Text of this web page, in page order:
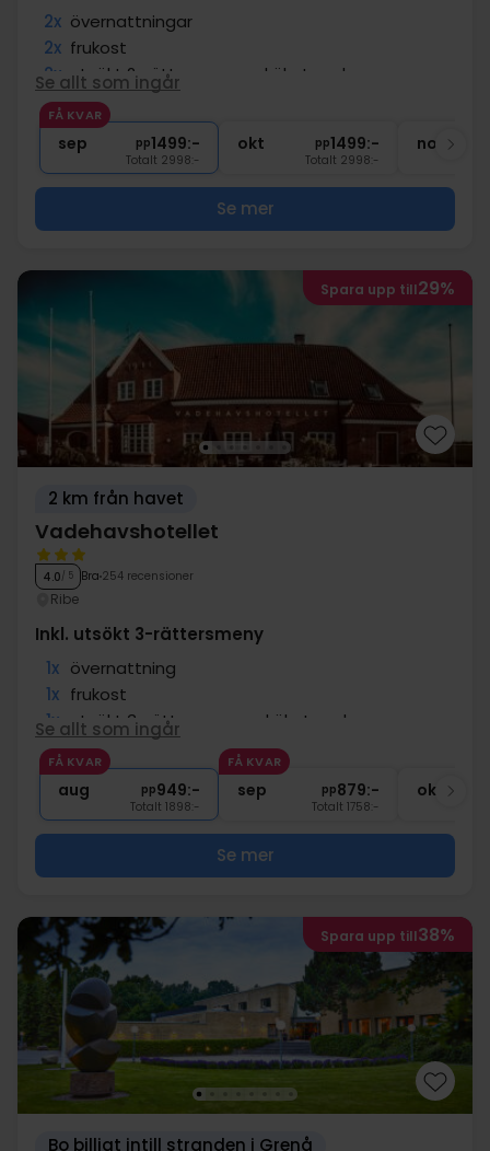
2x övernattningar
2x frukost
2x utsökt 2-rättersmeny - kökets val
1x 1 välkomstdrink
∞ Gratis internet och parkering
Se allt som ingår
FÅ KVAR
sep pp1499:-
Totalt 2998:-
okt pp1499:-
Totalt 2998:-
nov
Se mer
Spara upp till29%
2 km från havet
Vadehavshotellet
4.0/ 5 Bra 254 recensioner
Ribe
Inkl. utsökt 3-rättersmeny
1x övernattning
1x frukost
1x utsökt 3-rättersmeny - kökets val
1x Välkomstdrink kl 17:00
∞ Gratis parkering och internet
Se allt som ingår
FÅ KVAR
aug pp949:-
Totalt 1898:-
FÅ KVAR
sep pp879:-
Totalt 1758:-
okt
Se mer
Spara upp till38%
Bo billigt intill stranden i Grenå